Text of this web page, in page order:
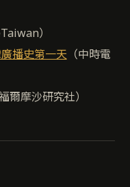
）
播史第一天 （中時電
爾摩沙研究社）